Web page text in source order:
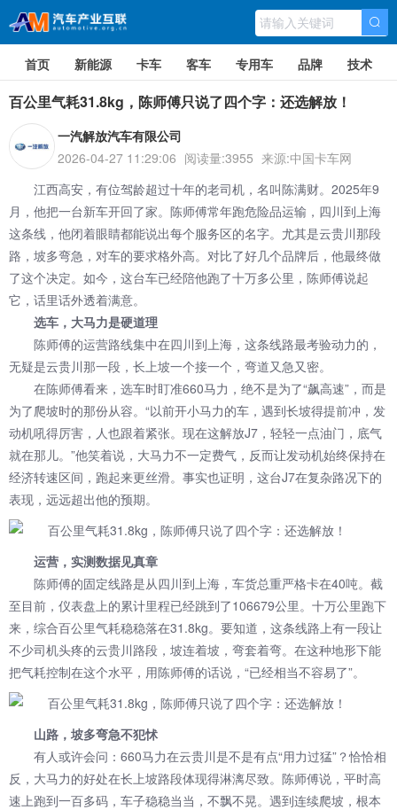
首页 新能源 卡车 客车 专用车 品牌 技术
百公里气耗31.8kg，陈师傅只说了四个字：还选解放！
一汽解放汽车有限公司
2026-04-27 11:29:06 阅读量:3955 来源:中国卡车网
江西高安，有位驾龄超过十年的老司机，名叫陈满财。2025年9
月，他把一台新车开回了家。陈师傅常年跑危险品运输，四川到上海
这条线，他闭着眼睛都能说出每个服务区的名字。尤其是云贵川那段
路，坡多弯急，对车的要求格外高。对比了好几个品牌后，他最终做
了这个决定。如今，这台车已经陪他跑了十万多公里，陈师傅说起
它，话里话外透着满意。
选车，大马力是硬道理
陈师傅的运营路线集中在四川到上海，这条线路最考验动力的，
无疑是云贵川那一段，长上坡一个接一个，弯道又急又密。
在陈师傅看来，选车时盯准660马力，绝不是为了“飙高速”，而是
为了爬坡时的那份从容。“以前开小马力的车，遇到长坡得提前冲，发
动机吼得厉害，人也跟着紧张。现在这解放J7，轻轻一点油门，底气
就在那儿。”他笑着说，大马力不一定费气，反而让发动机始终保持在
经济转速区间，跑起来更丝滑。事实也证明，这台J7在复杂路况下的
表现，远远超出他的预期。
运营，实测数据见真章
陈师傅的固定线路是从四川到上海，车货总重严格卡在40吨。截
至目前，仪表盘上的累计里程已经跳到了106679公里。十万公里跑下
来，综合百公里气耗稳稳落在31.8kg。要知道，这条线路上有一段让
不少司机头疼的云贵川路段，坡连着坡，弯套着弯。在这种地形下能
把气耗控制在这个水平，用陈师傅的话说，“已经相当不容易了”。
山路，坡多弯急不犯怵
有人或许会问：660马力在云贵川是不是有点“用力过猛”？恰恰相
反，大马力的好处在长上坡路段体现得淋漓尽致。陈师傅说，平时高
速上跑到一百多码，车子稳稳当当，不飘不晃。遇到连续爬坡，根本